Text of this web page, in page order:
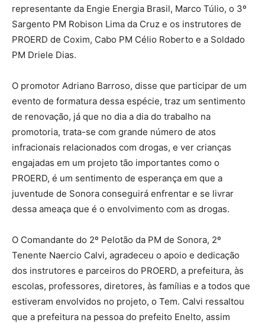
representante da Engie Energia Brasil, Marco Túlio, o 3º
Sargento PM Robison Lima da Cruz e os instrutores de
PROERD de Coxim, Cabo PM Célio Roberto e a Soldado
PM Driele Dias.
O promotor Adriano Barroso, disse que participar de um
evento de formatura dessa espécie, traz um sentimento
de renovação, já que no dia a dia do trabalho na
promotoria, trata-se com grande número de atos
infracionais relacionados com drogas, e ver crianças
engajadas em um projeto tão importantes como o
PROERD, é um sentimento de esperança em que a
juventude de Sonora conseguirá enfrentar e se livrar
dessa ameaça que é o envolvimento com as drogas.
O Comandante do 2º Pelotão da PM de Sonora, 2º
Tenente Naercio Calvi, agradeceu o apoio e dedicação
dos instrutores e parceiros do PROERD, a prefeitura, às
escolas, professores, diretores, às famílias e a todos que
estiveram envolvidos no projeto, o Tem. Calvi ressaltou
que a prefeitura na pessoa do prefeito Enelto, assim